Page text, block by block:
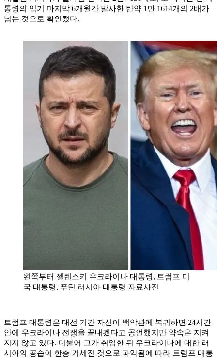
통령의 임기 마지막 6개월간 발사한 탄약 1만 1614개의 2배가
넘는 것으로 확인됐다.
왼쪽부터 젤렌스키 우크라이나 대통령, 트럼프 미
국 대통령, 푸틴 러시아 대통령 자료사진
트럼프 대통령은 대선 기간 자신이 백악관에 복귀하면 24시간
안에 우크라이나 전쟁을 끝내겠다고 공언했지만 약속은 지켜
지지 않고 있다. 더불어 그가 취임한 뒤 우크라이나에 대한 러
시아의 공습이 한층 거세진 것으로 파악됨에 따라 트럼프 대통